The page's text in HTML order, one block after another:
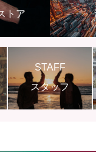
トア
STAFF
スタッフ